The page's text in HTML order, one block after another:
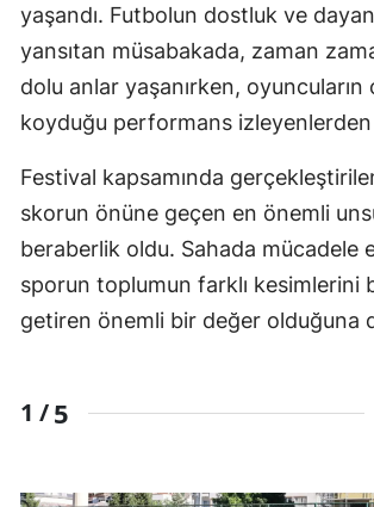
yaşandı. Futbolun dostluk ve
yansıtan müsabakada, zaman
dolu anlar yaşanırken, oyuncuların
koyduğu performans izleyenlerden
Festival kapsamında
skorun önüne geçen en önemli
beraberlik oldu. Sahada mücadele
sporun toplumun farklı kesimlerini
getiren önemli bir değer olduğuna
1 /5